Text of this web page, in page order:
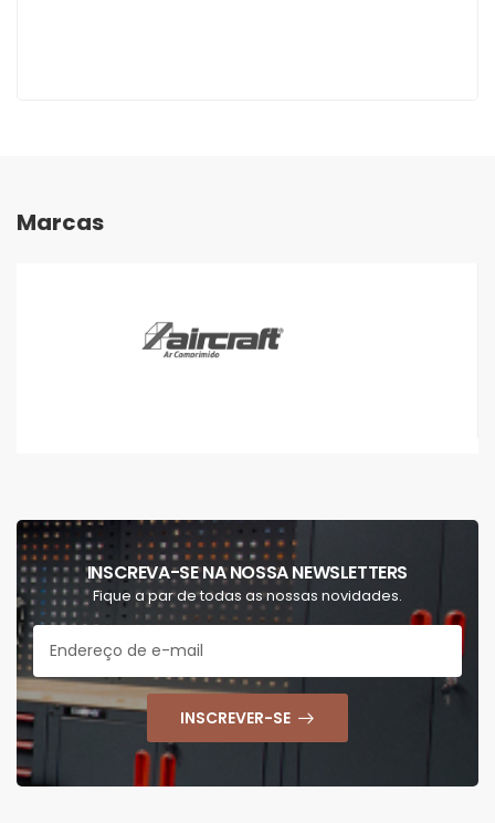
Marcas
INSCREVA-SE NA NOSSA NEWSLETTERS
Fique a par de todas as nossas novidades.
INSCREVER-SE